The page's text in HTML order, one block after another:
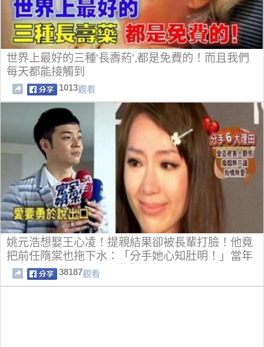
世界上最好的三種'長壽葯',都是免費的！而且我們
每天都能接觸到
1013觀看
姚元浩想娶王心凌！提親結果卻被長輩打臉！他竟
把前任隋棠也拖下水：「分手她心知肚明！」當年
三角戀真相竟是...讓隋棠當場痛
38187觀看